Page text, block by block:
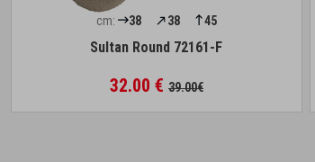
cm: 38 38 45
Sultan Round 72161-F
32.00 € 39.00€